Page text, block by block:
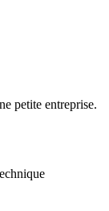
petite entreprise.